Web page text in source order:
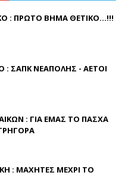
: ΠΡΩΤΟ ΒΗΜΑ ΘΕΤΙΚΟ...!!!
: ΣΑΠΚ ΝΕΑΠΟΛΗΣ - ΑΕΤΟΙ
: ΓΙΑ ΕΜΑΣ ΤΟ ΠΑΣΧΑ
: ΜΑΧΗΤΕΣ ΜΕΧΡΙ ΤΟ